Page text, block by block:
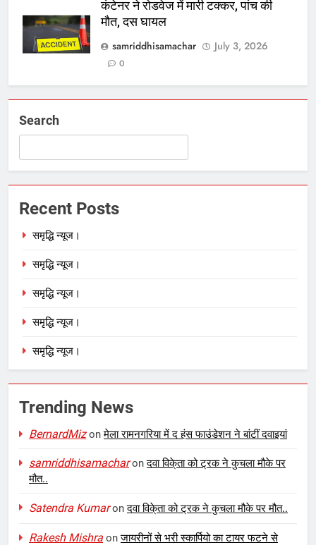
कंटेनर ने रोडवेज में मारी टक्कर, पांच की
मौत, दस घायल
samriddhisamachar
July 3, 2026
0
Search
Recent Posts
समृद्धि न्यूज।
समृद्धि न्यूज।
समृद्धि न्यूज।
समृद्धि न्यूज।
समृद्धि न्यूज।
Trending News
BernardMizonमेला रामनगरिया में द हंस फाउंडेशन ने बांटीं दवाइयां
samriddhisamacharonदवा विके्ता को ट्रक ने कुचला मौके पर
मौत..
Satendra Kumaronदवा विके्ता को ट्रक ने कुचला मौके पर मौत..
Rakesh Mishra onजायरीनों से भरी स्कार्पियो का टायर फटने से